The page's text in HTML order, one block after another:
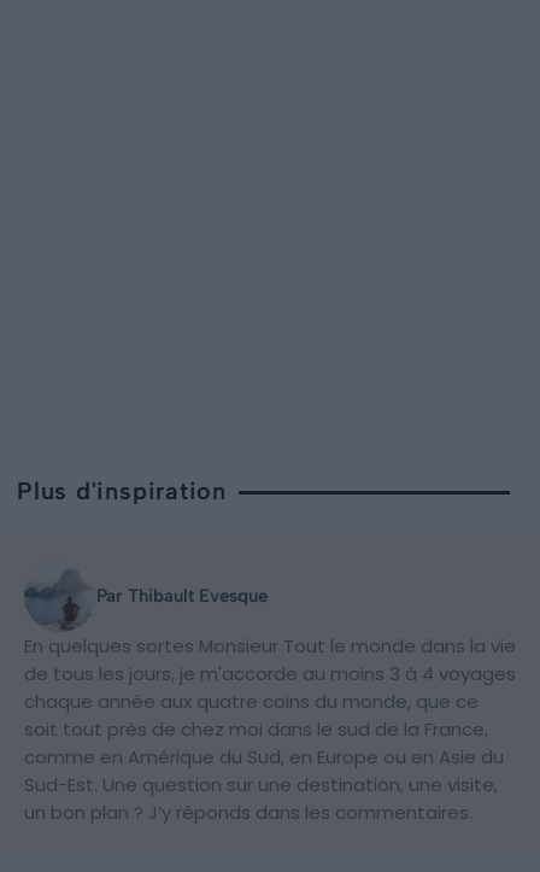
Plus d'inspiration
Par Thibault Evesque
En quelques sortes Monsieur Tout le monde dans la vie
de tous les jours, je m'accorde au moins 3 à 4 voyages
chaque année aux quatre coins du monde, que ce
soit tout près de chez moi dans le sud de la France,
comme en Amérique du Sud, en Europe ou en Asie du
Sud-Est. Une question sur une destination, une visite,
un bon plan ? J’y réponds dans les commentaires.